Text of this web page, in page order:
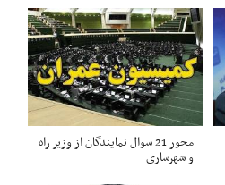
محور 21 سوال نمایندگان از وزیر راه
و شهرسازی